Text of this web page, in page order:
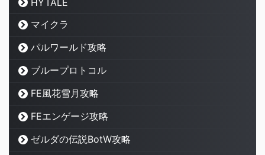
マイクラ
パルワールド攻略
ブループロトコル
FE風花雪月攻略
FEエンゲージ攻略
ゼルダの伝説BotW攻略